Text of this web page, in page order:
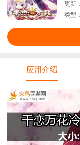
更新：
类型：
应用介绍